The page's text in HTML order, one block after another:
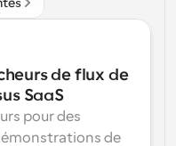
minutes
avec plusieurs
de flux de
SaaS
pour des
de